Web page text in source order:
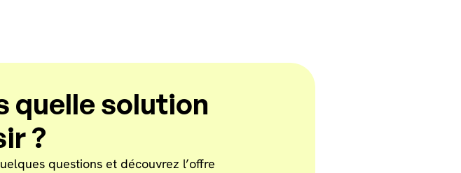
quelle solution
?
questions et découvrez l’offre